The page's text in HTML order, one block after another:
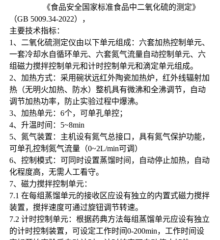
《食品安全国家标准食品中二氧化硫的测定》
（GB 5009.34-2022），
主要技术指标：
1、二氧化硫测定仪由以下单元组成：六套加热控制单元、
一套冷却水自循环单元、六套氮气流量自动控制单元、六
组磁力搅拌控制单元和计时控制单元和滴定单元组成。
2、加热方式：采用碗状远红外陶瓷加热炉，红外线辐射加
热（无明火加热、防水）整机具有微沸和全沸调节，自动
调节加热功率，防止实验过程中爆沸。
3、加热单元：6个，可单孔单控；
4、升温时间：5~8min
5、氮气装置：主机设有氮气总接口，具有氮气保护功能，
可单孔控制氮气流量（0~2L/min可调）
6、控制模式：可同时设置蒸馏时间，自动停止加热，自动
化程度高，无需人工看守。
7、磁力搅拌控制单元：
7.1 在每组蒸馏单元的接收区应设有独立的内置式磁力搅拌
装置，搅拌速度可通过旋钮调节转速。
7.2 计时控制单元：根据药典方法每组蒸馏单元应设有独立
的计时控制装置，可设定工作时间0-200min，工作时间设